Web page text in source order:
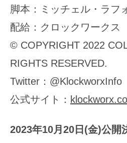
脚本：ミッチェル・ラフ
配給：クロックワークス
© COPYRIGHT 2022
RIGHTS RESERVED.
Twitter：@KlockworxInfo
公式サイト：
2023年10月20日(金)公開